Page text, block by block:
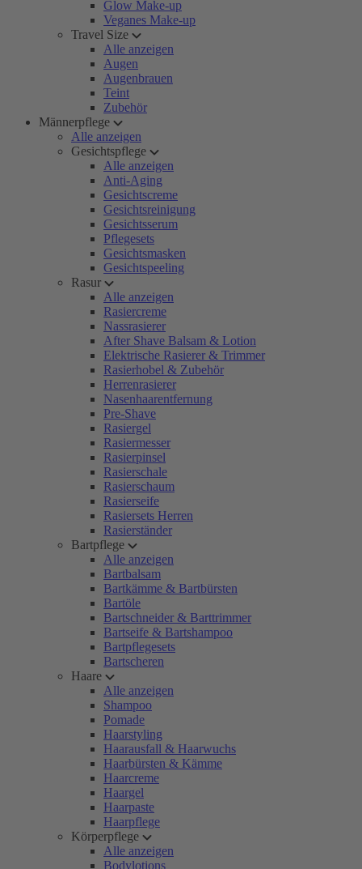
Glow Make-up
Veganes Make-up
Travel Size
Alle anzeigen
Augen
Augenbrauen
Teint
Zubehör
Männerpflege
Alle anzeigen
Gesichtspflege
Alle anzeigen
Anti-Aging
Gesichtscreme
Gesichtsreinigung
Gesichtsserum
Pflegesets
Gesichtsmasken
Gesichtspeeling
Rasur
Alle anzeigen
Rasiercreme
Nassrasierer
After Shave Balsam & Lotion
Elektrische Rasierer & Trimmer
Rasierhobel & Zubehör
Herrenrasierer
Nasenhaarentfernung
Pre-Shave
Rasiergel
Rasiermesser
Rasierpinsel
Rasierschale
Rasierschaum
Rasierseife
Rasiersets Herren
Rasierständer
Bartpflege
Alle anzeigen
Bartbalsam
Bartkämme & Bartbürsten
Bartöle
Bartschneider & Barttrimmer
Bartseife & Bartshampoo
Bartpflegesets
Bartscheren
Haare
Alle anzeigen
Shampoo
Pomade
Haarstyling
Haarausfall & Haarwuchs
Haarbürsten & Kämme
Haarcreme
Haargel
Haarpaste
Haarpflege
Körperpflege
Alle anzeigen
Bodylotions